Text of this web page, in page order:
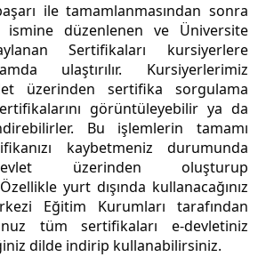
ile tamamlanmasından sonra
ismine düzenlenen ve Üniversite
Sertifikaları kursiyerlere
ulaştırılır. Kursiyerlerimiz
üzerinden sertifika sorgulama
görüntüleyebilir ya da
Bu işlemlerin tamamı
kaybetmeniz durumunda
üzerinden oluşturup
yurt dışında kullanacağınız
Eğitim Kurumları tarafından
tüm sertifikaları e-devletiniz
dilde indirip kullanabilirsiniz.